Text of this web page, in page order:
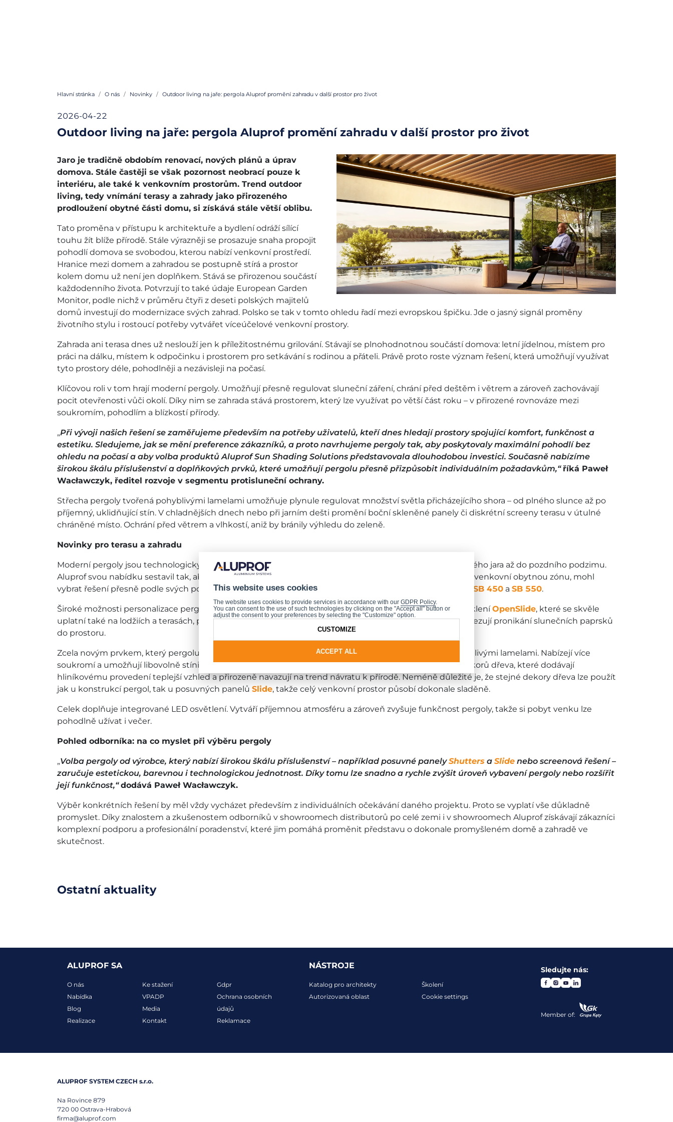
Hlavní stránka O nás Novinky Outdoor living na jaře: pergola Aluprof promění zahradu v další prostor pro život
2026-04-22
Outdoor living na jaře: pergola Aluprof promění zahradu v další prostor pro život
Jaro je tradičně obdobím renovací, nových plánů a úprav
domova. Stále častěji se však pozornost neobrací pouze k
interiéru, ale také k venkovním prostorům. Trend outdoor
living, tedy vnímání terasy a zahrady jako přirozeného
prodloužení obytné části domu, si získává stále větší oblibu.
Tato proměna v přístupu k architektuře a bydlení odráží sílící
touhu žít blíže přírodě. Stále výrazněji se prosazuje snaha propojit
pohodlí domova se svobodou, kterou nabízí venkovní prostředí.
Hranice mezi domem a zahradou se postupně stírá a prostor
kolem domu už není jen doplňkem. Stává se přirozenou součástí
každodenního života. Potvrzují to také údaje European Garden
Monitor, podle nichž v průměru čtyři z deseti polských majitelů
domů investují do modernizace svých zahrad. Polsko se tak v tomto ohledu řadí mezi evropskou špičku. Jde o jasný signál proměny
životního stylu i rostoucí potřeby vytvářet víceúčelové venkovní prostory.
Zahrada ani terasa dnes už neslouží jen k příležitostnému grilování. Stávají se plnohodnotnou součástí domova: letní jídelnou, místem pro
práci na dálku, místem k odpočinku i prostorem pro setkávání s rodinou a přáteli. Právě proto roste význam řešení, která umožňují využívat
tyto prostory déle, pohodlněji a nezávisleji na počasí.
Klíčovou roli v tom hrají moderní pergoly. Umožňují přesně regulovat sluneční záření, chrání před deštěm i větrem a zároveň zachovávají
pocit otevřenosti vůči okolí. Díky nim se zahrada stává prostorem, který lze využívat po větší část roku – v přirozené rovnováze mezi
soukromím, pohodlím a blízkostí přírody.
„Při vývoji našich řešení se zaměřujeme především na potřeby uživatelů, kteří dnes hledají prostory spojující komfort, funkčnost a
estetiku. Sledujeme, jak se mění preference zákazníků, a proto navrhujeme pergoly tak, aby poskytovaly maximální pohodlí bez
ohledu na počasí a aby volba produktů Aluprof Sun Shading Solutions představovala dlouhodobou investici. Současně nabízíme
širokou škálu příslušenství a doplňkových prvků, které umožňují pergolu přesně přizpůsobit individuálním požadavkům,“ říká Paweł
Wacławczyk, ředitel rozvoje v segmentu protisluneční ochrany.
Střecha pergoly tvořená pohyblivými lamelami umožňuje plynule regulovat množství světla přicházejícího shora – od plného slunce až po
příjemný, uklidňující stín. V chladnějších dnech nebo při jarním dešti promění boční skleněné panely či diskrétní screeny terasu v útulné
chráněné místo. Ochrání před větrem a vlhkostí, aniž by bránily výhledu do zeleně.
Novinky pro terasu a zahradu
Moderní pergoly jsou technologicky vyspělé konstrukce, které vytvářejí další prostor k využívání od časného jara až do pozdního podzimu.
Aluprof svou nabídku sestavil tak, aby si každý, kdo plánuje vytvořit v zahradě nebo na terase pohodlnou venkovní obytnou zónu, mohl
vybrat řešení přesně podle svých potřeb. V portfoliu je bestsellerový model
SB 450 a SB 550.
Široké možnosti personalizace pergol zajišťuje bohatá nabídka vybavení Aluprof. Patří k ní mimo jiné zaskleníOpenSlide, které se skvěle
uplatní také na lodžiích a terasách, posuvné panelySlides pevnými lamelami i screeny, které účinně omezují pronikání slunečních paprsků
do prostoru.
Zcela novým prvkem, který pergolu funkčně i esteticky doplňuje, jsou posuvné panely
s pohyblivými lamelami. Nabízejí více
soukromí a umožňují libovolně stínit boční strany pergoly. Aluprof nabízí širokou paletu barev včetně dekorů dřeva, které dodávají
hliníkovému provedení teplejší vzhled a přirozeně navazují na trend návratu k přírodě. Neméně důležité je, že stejné dekory dřeva lze použít
jak u konstrukcí pergol, tak u posuvných panelů Slide, takže celý venkovní prostor působí dokonale sladěně.
Celek doplňuje integrované LED osvětlení. Vytváří příjemnou atmosféru a zároveň zvyšuje funkčnost pergoly, takže si pobyt venku lze
pohodlně užívat i večer.
Pohled odborníka: na co myslet při výběru pergoly
„Volba pergoly od výrobce, který nabízí širokou škálu příslušenství – například posuvné panelyShutters a Slide nebo screenová řešení –
zaručuje estetickou, barevnou i technologickou jednotnost. Díky tomu lze snadno a rychle zvýšit úroveň vybavení pergoly nebo rozšířit
její funkčnost,“dodává Paweł Wacławczyk.
Výběr konkrétních řešení by měl vždy vycházet především z individuálních očekávání daného projektu. Proto se vyplatí vše důkladně
promyslet. Díky znalostem a zkušenostem odborníků v showroomech distributorů po celé zemi i v showroomech Aluprof získávají zákazníci
komplexní podporu a profesionální poradenství, které jim pomáhá proměnit představu o dokonale promyšleném domě a zahradě ve
skutečnost.
Ostatní aktuality
ALUPROF SA
O nás
Nabídka
Blog
Realizace
Ke stažení
VPADP
Media
Kontakt
Gdpr
Ochrana osobních
údajů
Reklamace
NÁSTROJE
Katalog pro architekty
Autorizovaná oblast
Školení
Cookie settings
Sledujte nás:
Member of:
ALUPROF SYSTEM CZECH s.r.o.
Na Rovince 879
720 00 Ostrava-Hrabová
firma@aluprof.com
This website uses cookies
The website uses cookies to provide services in accordance with our GDPR Policy.
You can consent to the use of such technologies by clicking on the "Accept all" button or
adjust the consent to your preferences by selecting the "Customize" option.
ACCEPT ALL
CUSTOMIZE